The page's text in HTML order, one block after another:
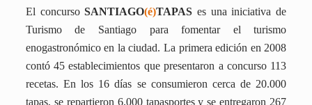
El concursoSANTIAGO(é)TAPAS es una iniciativa de
Turismo de Santiago para fomentar el turismo
enogastronómico en la ciudad. La primera edición en 2008
contó 45 establecimientos que presentaron a concurso 113
recetas. En los 16 días se consumieron cerca de 20.000
tapas, se repartieron 6.000 tapasportes y se entregaron 267